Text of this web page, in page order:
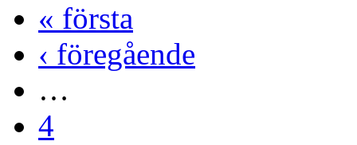
« första
‹ föregående
…
4